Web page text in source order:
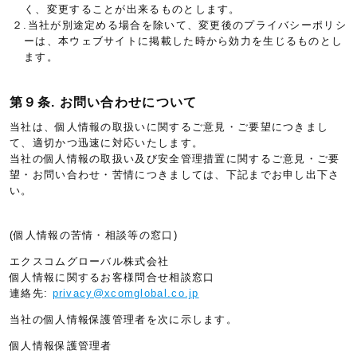
く、変更することが出来るものとします。
２.当社が別途定める場合を除いて、変更後のプライバシーポリシ
ーは、本ウェブサイトに掲載した時から効力を生じるものとし
ます。
第９条. お問い合わせについて
当社は、個人情報の取扱いに関するご意見・ご要望につきまし
て、適切かつ迅速に対応いたします。
当社の個人情報の取扱い及び安全管理措置に関するご意見・ご要
望・お問い合わせ・苦情につきましては、下記までお申し出下さ
い。
(個人情報の苦情・相談等の窓口)
エクスコムグローバル株式会社
個人情報に関するお客様問合せ相談窓口
連絡先: privacy@xcomglobal.co.jp
当社の個人情報保護管理者を次に示します。
個人情報保護管理者